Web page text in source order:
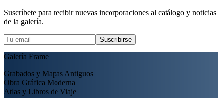
Suscríbete para recibir nuevas incorporaciones al catálogo y noticias
de la galería.
Suscribirse
Galería Frame
Grabados y Mapas Antiguos
Obra Gráfica Moderna
Atlas y Libros de Viaje